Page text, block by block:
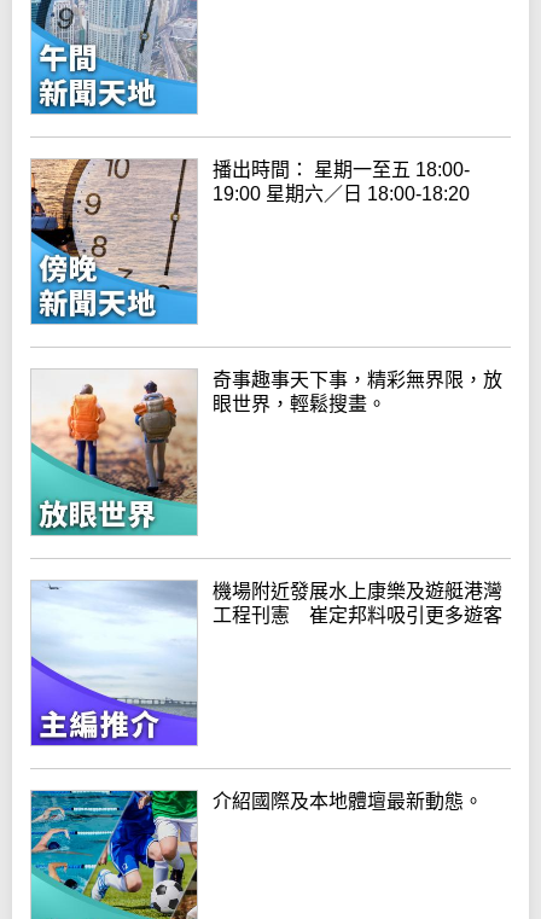
播出時間： 星期一至五 18:00-
19:00 星期六／日 18:00-18:20
奇事趣事天下事，精彩無界限，放
眼世界，輕鬆搜畫。
機場附近發展水上康樂及遊艇港灣
工程刊憲 崔定邦料吸引更多遊客
介紹國際及本地體壇最新動態。